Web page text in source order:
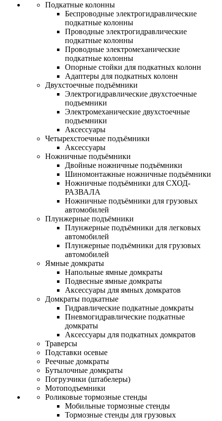
Подкатные колонны
Беспроводные электрогидравлические
подкатные колонны
Проводные электрогидравлические
подкатные колонны
Проводные электромеханические
подкатные колонны
Опорные стойки для подкатных колонн
Адаптеры для подкатных колонн
Двухстоечные подъёмники
Электрогидравлические двухстоечные
подъемники
Электромеханические двухстоечные
подъемники
Аксессуары
Четырехстоечные подъёмники
Аксессуары
Ножничные подъёмники
Двойные ножничные подъёмники
Шиномонтажные ножничные подъёмники
Ножничные подъёмники для СХОД-
РАЗВАЛА
Ножничные подъёмники для грузовых
автомобилей
Плунжерные подъёмники
Плунжерные подъёмники для легковых
автомобилей
Плунжерные подъёмники для грузовых
автомобилей
Ямные домкраты
Напольные ямные домкраты
Подвесные ямные домкраты
Аксессуары для ямных домкратов
Домкраты подкатные
Гидравлические подкатные домкраты
Пневмогидравлические подкатные
домкраты
Аксессуары для подкатных домкратов
Траверсы
Подставки осевые
Реечные домкраты
Бутылочные домкраты
Погрузчики (штабелеры)
Мотоподъемники
Роликовые тормозные стенды
Мобильные тормозные стенды
Тормозные стенды для грузовых